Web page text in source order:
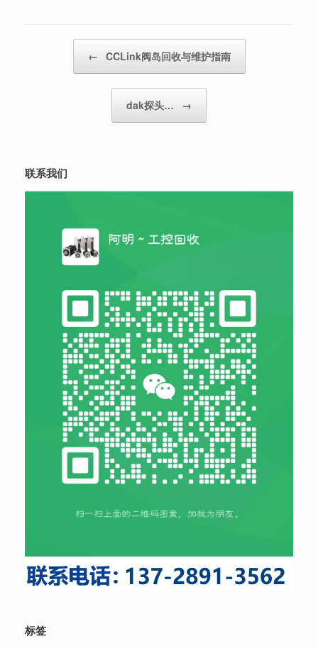
← CCLink阀岛回收与维护指南
dak探头… →
联系我们
标签